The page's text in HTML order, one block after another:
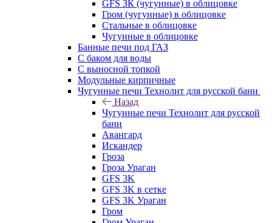
GFS ЗК (чугунные) в облицовке
Гром (чугунные) в облицовке
Стальные в облицовке
Чугунные в облицовке
Банные печи под ГАЗ
С баком для воды
С выносной топкой
Модульные кирпичные
Чугунные печи Технолит для русской бани
Назад
Чугунные печи Технолит для русской
бани
Авангард
Искандер
Гроза
Гроза Ураган
GFS 3K
GFS 3K в сетке
GFS 3K Ураган
Гром